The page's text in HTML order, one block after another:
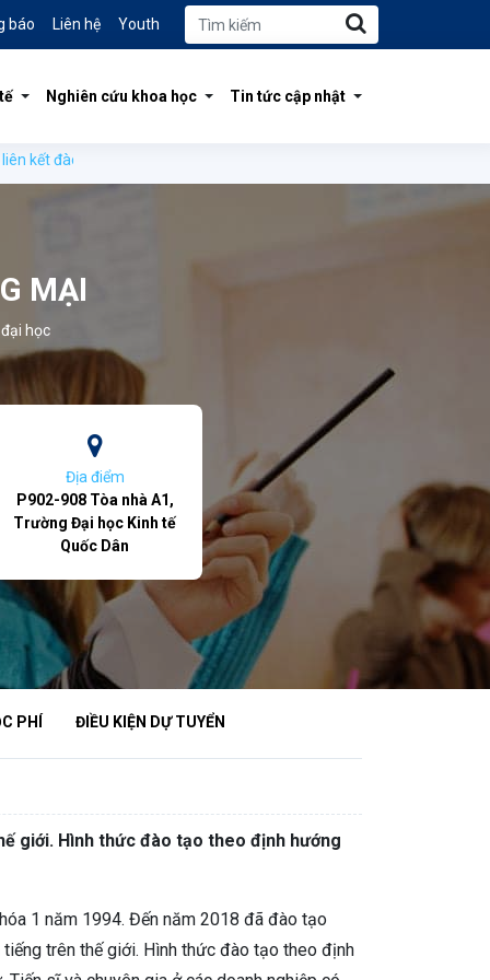
báo Liên hệ Youth
Nghiên cứu khoa học Tin tức cập nhật
Cử nhân Kinh doanh giữa Trường Đại học Kinh tế Quốc dân và Đại
MẠI
học
Địa điểm
P902-908 Tòa nhà A1,
Trường Đại học Kinh tế
Quốc Dân
PHÍ ĐIỀU KIỆN DỰ TUYỂN
giới. Hình thức đào tạo theo định hướng
1 năm 1994. Đến năm 2018 đã đào tạo
trên thế giới. Hình thức đào tạo theo định